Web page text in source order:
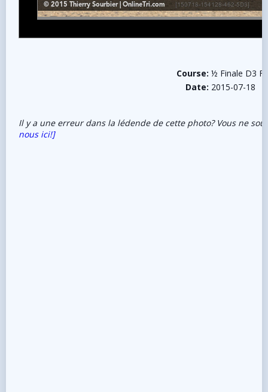
Course: ½ Finale D3
Date: 2015-07-18
Il y a une erreur dans la lédende de cette photo? Vous ne
nous ici!]